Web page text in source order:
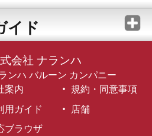
イド
会社 ナランハ
ンハ バルーン カンパニー
案内
規約・同意事項
用ガイド
店舗
ブラウザ